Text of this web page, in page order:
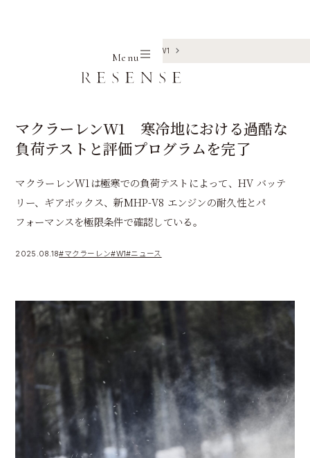
Menu
マクラーレン W1
マクラーレンW1 寒冷地における過酷な
負荷テストと評価プログラムを完了
マクラーレンW1は極寒での負荷テストによって、HV バッテ
リー、ギアボックス、新MHP-V8 エンジンの耐久性とパ
フォーマンスを極限条件で確認している。
2025.08.18#マクラーレン#W1#ニュース